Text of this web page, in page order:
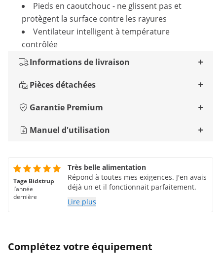
Pieds en caoutchouc - ne glissent pas et
protègent la surface contre les rayures
Ventilateur intelligent à température
contrôlée
Informations de livraison
Pièces détachées
Garantie Premium
Manuel d'utilisation
Tage Bidstrup
l’année
dernière
Très belle alimentation
Répond à toutes mes exigences. J'en avais
déjà un et il fonctionnait parfaitement.
Lire plus
Complétez votre équipement